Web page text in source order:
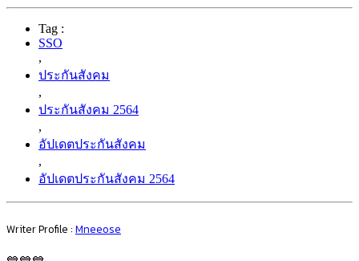
Tag :
SSO
,
ประกันสังคม
,
ประกันสังคม 2564
,
อัปเดตประกันสังคม
,
อัปเดตประกันสังคม 2564
Writer Profile : Mneeose